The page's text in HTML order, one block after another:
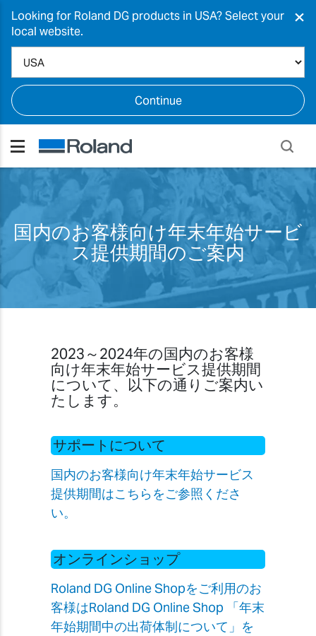
Looking for Roland DG products in USA? Select your
local website.
Continue
×
国内のお客様向け年末年始サービ
ス提供期間のご案内
2023～2024年の国内のお客様
向け年末年始サービス提供期間
について、以下の通りご案内い
たします。
サポートについて
国内のお客様向け年末年始サービス
提供期間はこちらをご参照くださ
い。
オンラインショップ
Roland DG Online Shopをご利用のお
客様はRoland DG Online Shop 「年末
年始期間中の出荷体制について」を